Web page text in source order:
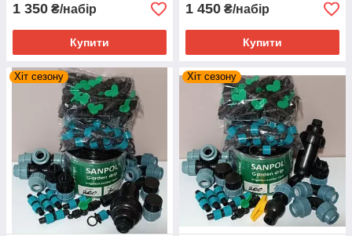
1 350 ₴/набір
Купити
1 450 ₴/набір
Купити
Хіт сезону Хіт сезону